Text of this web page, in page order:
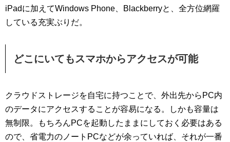
iPadに加えてWindows Phone、Blackberryと、全方位網羅
している充実ぶりだ。
どこにいてもスマホからアクセスが可能
クラウドストレージを自宅に持つことで、外出先からPC内
のデータにアクセスすることが容易になる。しかも容量は
無制限。もちろんPCを起動したままにしておく必要はある
ので、省電力のノートPCなどが余っていれば、それが一番